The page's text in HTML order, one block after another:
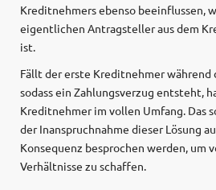
Kreditnehmers ebenso beeinflussen,
eigentlichen Antragsteller aus dem
ist.
Fällt der erste Kreditnehmer während
sodass ein Zahlungsverzug entsteht,
Kreditnehmer im vollen Umfang. Das
der Inanspruchnahme dieser Lösung
Konsequenz besprochen werden, um
Verhältnisse zu schaffen.